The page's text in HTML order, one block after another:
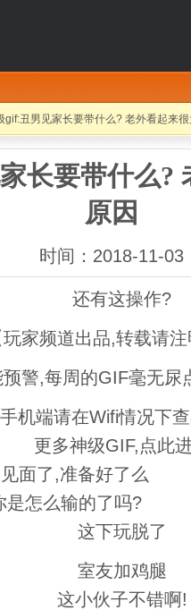
gif:丑男见家长要带什么? 老外看起来
长要带什么?
原因
时间：2018-11-03
还有这操作?
玩家频道出品,转载请
预警,每周的GIF毫无
机端请在Wifi情况下
更多神级GIF,点此
面了,准备好了么
是怎么输的了吗?
这下玩脱了
室友加鸡腿
这小伙子不错啊!